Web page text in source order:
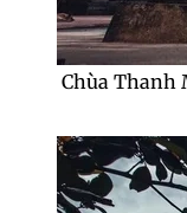
Chùa Thanh